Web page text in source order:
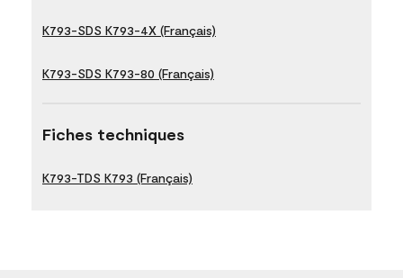
K793-SDS K793-4X (Français)
K793-SDS K793-80 (Français)
Fiches techniques
K793-TDS K793 (Français)